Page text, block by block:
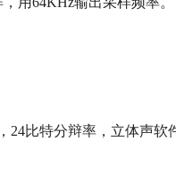
24比特分辩率，立体声